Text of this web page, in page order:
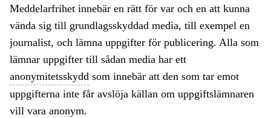
Meddelarfrihet innebär en rätt för var och en att kunna
vända sig till grundlagsskyddad media, till exempel en
journalist, och lämna uppgifter för publicering. Alla som
lämnar uppgifter till sådan media har ett
anonymitetsskydd som innebär att den som tar emot
uppgifterna inte får avslöja källan om uppgiftslämnaren
vill vara anonym.